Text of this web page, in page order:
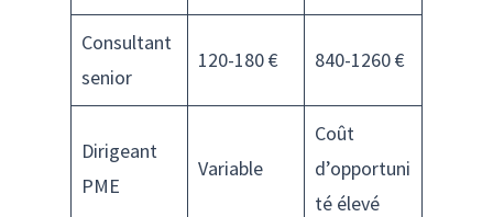
Consultant
senior
120-180 € 840-1260 €
Dirigeant
PME
Variable
Coût
d’opportuni
té élevé